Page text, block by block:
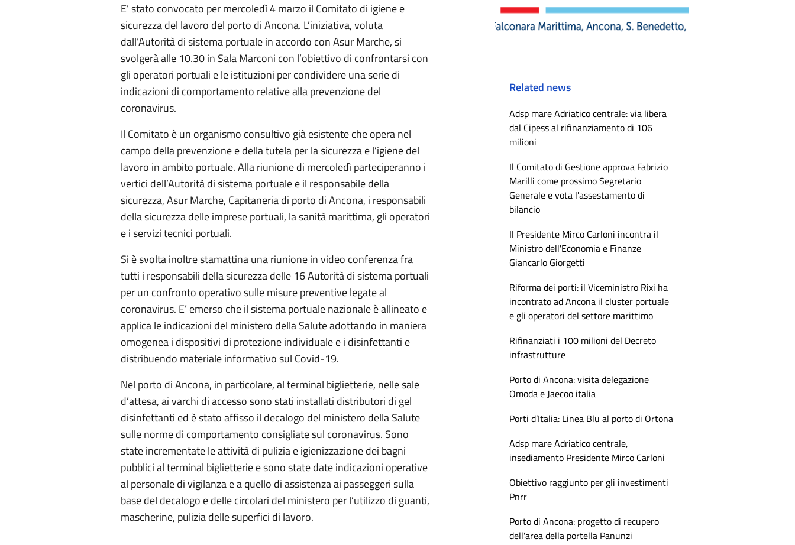
E’ stato convocato per mercoledì 4 marzo il Comitato di igiene e
sicurezza del lavoro del porto di Ancona. L’iniziativa, voluta
dall’Autorità di sistema portuale in accordo con Asur Marche, si
svolgerà alle 10.30 in Sala Marconi con l’obiettivo di confrontarsi con
gli operatori portuali e le istituzioni per condividere una serie di
indicazioni di comportamento relative alla prevenzione del
coronavirus.
Il Comitato è un organismo consultivo già esistente che opera nel
campo della prevenzione e della tutela per la sicurezza e l’igiene del
lavoro in ambito portuale. Alla riunione di mercoledì parteciperanno i
vertici dell’Autorità di sistema portuale e il responsabile della
sicurezza, Asur Marche, Capitaneria di porto di Ancona, i responsabili
della sicurezza delle imprese portuali, la sanità marittima, gli operatori
e i servizi tecnici portuali.
Si è svolta inoltre stamattina una riunione in video conferenza fra
tutti i responsabili della sicurezza delle 16 Autorità di sistema portuali
per un confronto operativo sulle misure preventive legate al
coronavirus. E’ emerso che il sistema portuale nazionale è allineato e
applica le indicazioni del ministero della Salute adottando in maniera
omogenea i dispositivi di protezione individuale e i disinfettanti e
distribuendo materiale informativo sul Covid-19.
Nel porto di Ancona, in particolare, al terminal biglietterie, nelle sale
d’attesa, ai varchi di accesso sono stati installati distributori di gel
disinfettanti ed è stato affisso il decalogo del ministero della Salute
sulle norme di comportamento consigliate sul coronavirus. Sono
state incrementate le attività di pulizia e igienizzazione dei bagni
pubblici al terminal biglietterie e sono state date indicazioni operative
al personale di vigilanza e a quello di assistenza ai passeggeri sulla
base del decalogo e delle circolari del ministero per l’utilizzo di guanti,
mascherine, pulizia delle superfici di lavoro.
Related news
Adsp mare Adriatico centrale: via libera
dal Cipess al rifinanziamento di 106
milioni
Il Comitato di Gestione approva Fabrizio
Marilli come prossimo Segretario
Generale e vota l'assestamento di
bilancio
Il Presidente Mirco Carloni incontra il
Ministro dell'Economia e Finanze
Giancarlo Giorgetti
Riforma dei porti: il Viceministro Rixi ha
incontrato ad Ancona il cluster portuale
e gli operatori del settore marittimo
Rifinanziati i 100 milioni del Decreto
infrastrutture
Porto di Ancona: visita delegazione
Omoda e Jaecoo italia
Porti d’Italia: Linea Blu al porto di Ortona
Adsp mare Adriatico centrale,
insediamento Presidente Mirco Carloni
Obiettivo raggiunto per gli investimenti
Pnrr
Porto di Ancona: progetto di recupero
dell'area della portella Panunzi